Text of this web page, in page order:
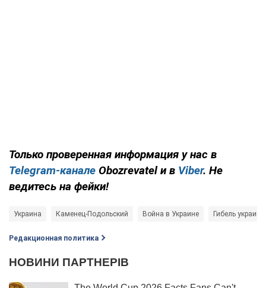
Только проверенная информация у нас в
Telegram-канале Obozrevatel и в Viber. Не
ведитесь на фейки!
Украина Каменец-Подольский Война в Украине Гибель
Редакционная политика